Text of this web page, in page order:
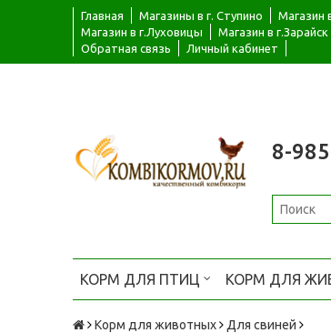
Главная Магазины в г. Ступино Магазин
Магазин в г.Луховицы
Магазин в г.Зарайск
Обратная связь
Личный кабинет
8-
КОРМ ДЛЯ ПТИЦ КОРМ ДЛЯ
Корм для животных Для свиней